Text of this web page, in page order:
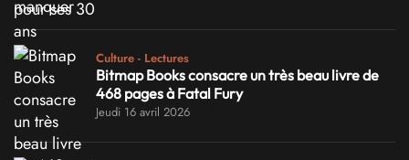
Culture - Lectures
Bitmap Books consacre un très beau livre de
468 pages à Fatal Fury
Jeudi 16 avril 2026